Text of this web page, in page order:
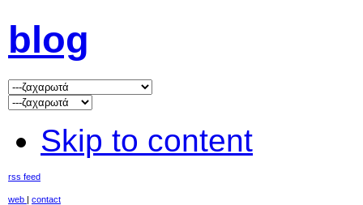
blog
Skip to content
rss feed
web | contact